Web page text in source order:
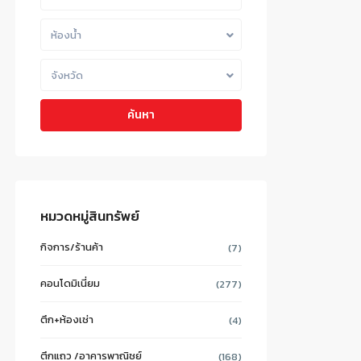
ห้องน้ำ
จังหวัด
ค้นหา
หมวดหมู่สินทรัพย์
กิจการ/ร้านค้า (7)
คอนโดมิเนี่ยม (277)
ตึก+ห้องเช่า (4)
ตึกแถว /อาคารพาณิชย์ (168)